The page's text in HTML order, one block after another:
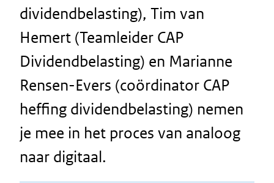
dividendbelasting), Tim van
Hemert (Teamleider CAP
Dividendbelasting) en Marianne
Rensen-Evers (coördinator CAP
heffing dividendbelasting) nemen
je mee in het proces van analoog
naar digitaal.